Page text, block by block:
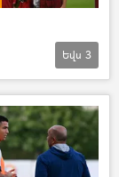
Եվս 3